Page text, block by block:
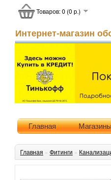
Интернет-магазин
Товаров: 0 (0 р.)
Главная
Главная » Фитинги »